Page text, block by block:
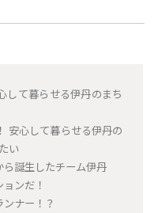
して暮らせる伊丹のまち
安心して暮らせる伊丹の
い
誕生したチーム伊丹
ンだ！
ナー！？